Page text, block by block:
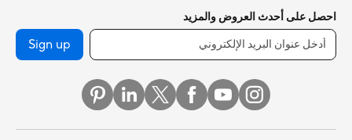
احصل على أحدث العروض والمزيد
Sign up